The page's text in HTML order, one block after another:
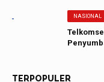
NASIONAL
TERPOPULER